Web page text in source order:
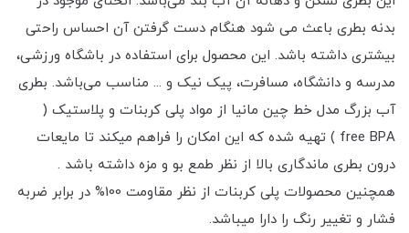
بدنه بطری باعث می شود هنگام دست گرفتن آن احساس راحتی
بیشتری داشته باشد. این محصول برای استفاده در باشگاه ورزشی،
مدرسه و دانشگاه، مسافرت، پیک نیک و ... مناسب می‌باشد. بطری
آب بزرگ مدل خط چین مانیا از مواد پلی کربنات و پلاستیک (
free BPA ) تهیه شده که این امکان را فراهم میکند تا مایعات
درون بطری ماندگاری بالا از نظر طمع بو و مزه داشته باشد .
همچنین محصولات پلی کربنات از نظر مقاومت 100% در برابر ضربه
فشار و تغییر رنگ را دارا میباشد.